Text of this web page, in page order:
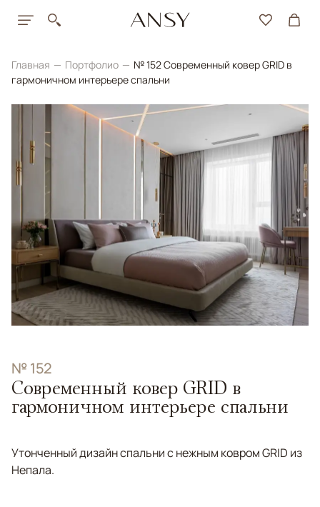
Главная Портфолио
№ 152 Современный ковер GRID в
гармоничном интерьере спальни
№ 152
Современный ковер GRID в
гармоничном интерьере спальни
Утонченный дизайн спальни с нежным ковром GRID из
Непала.